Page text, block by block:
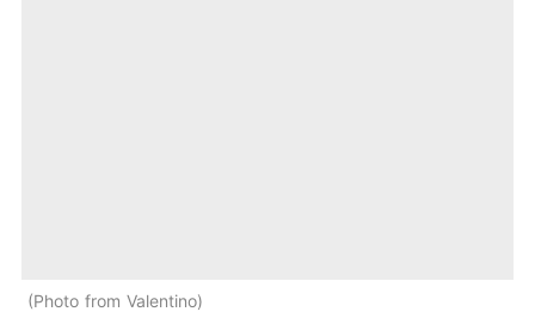
Photo from Valentino